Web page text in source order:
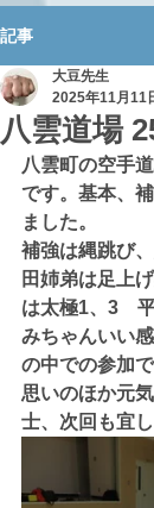
記事
八雲道場
大豆先生
2025年11月11
八雲町の空手
です。基本、
ました。
補強は縄跳び
田姉弟は足上
は太極1、3　
みちゃんいい
の中での参加で
思いのほか元
士、次回も宜し